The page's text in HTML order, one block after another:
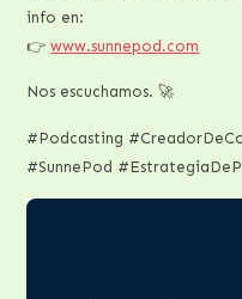
info en:
👉www.sunnepod.com
Nos escuchamos. 🚀
#Podcasting
#SunnePod